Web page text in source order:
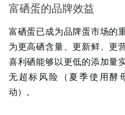
富硒蛋的品牌效益
富硒蛋已成为品牌蛋市场的
为更高硒含量、更新鲜、更
喜利硒能够以更低的添加量
无超标风险（夏季使用酵
动）。